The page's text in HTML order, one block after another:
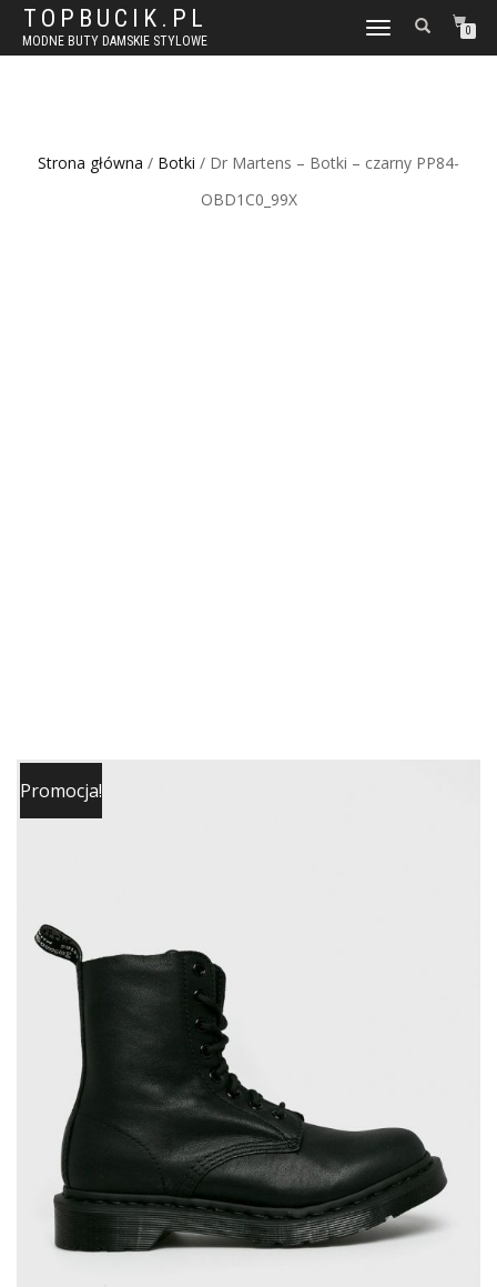
TOPBUCIK.PL
MODNE BUTY DAMSKIE STYLOWE
WŁĄCZ
NAWIGACJĘ
0
Strona główna / Botki / Dr Martens – Botki – czarny PP84-
OBD1C0_99X
Promocja!